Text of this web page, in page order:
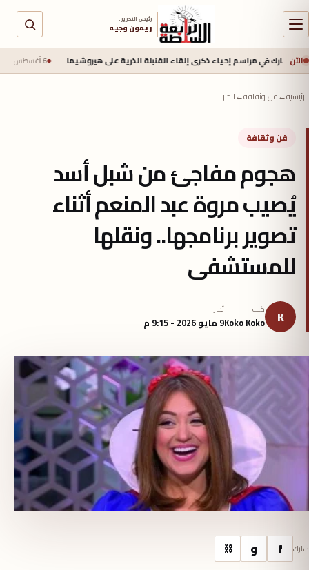
رئيس التحرير :
ريمون وجيه
الآن
في مراسم إحياء ذكرى إلقاء القنبلة الذرية على هيروشيما 6 أغسطس 2026 - 6:50 ص
الرئيسية←فن وثقافة←الخبر
فن وثقافة
هجوم مفاجئ من شبل أسد
يُصيب مروة عبد المنعم أثناء
تصوير برنامجها.. ونقلها
للمستشفى
K كتب
Koko Koko
نُشر
9 مايو 2026 - 9:15 م
شارك f و ⛓